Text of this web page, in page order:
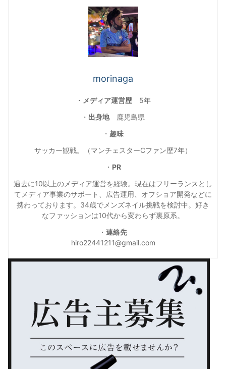
morinaga
・ メディア運営歴5年
・ 出身地鹿児島県
・ 趣味
サッカー観戦。（マンチェスターCファン歴7年）
・ PR
過去に10以上のメディア運営を経験。現在はフリーランスとし
てメディア事業のサポート、広告運用、オフショア開発などに
携わっております。34歳でメンズネイル挑戦を検討中。好き
なファッションは10代から変わらず裏原系。
・ 連絡先
hiro22441211@gmail.com